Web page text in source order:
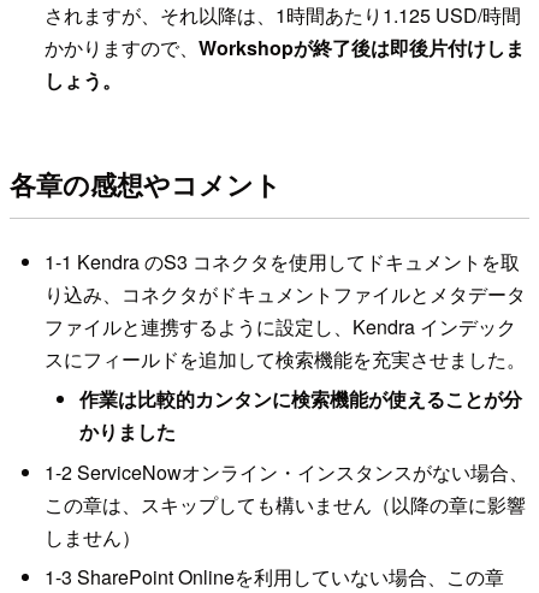
されますが、それ以降は、1時間あたり1.125 USD/時間
かかりますので、 Workshopが終了後は即後片付けしま
しょう。
各章の感想やコメント
1-1 Kendra のS3 コネクタを使用してドキュメントを取
り込み、コネクタがドキュメントファイルとメタデータ
ファイルと連携するように設定し、Kendra インデック
スにフィールドを追加して検索機能を充実させました。
作業は比較的カンタンに検索機能が使えることが分
かりました
1-2 ServiceNowオンライン・インスタンスがない場合、
この章は、スキップしても構いません（以降の章に影響
しません）
1-3 SharePoint Onlineを利用していない場合、この章